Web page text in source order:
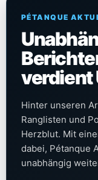
PÉTANQUE
Hinter unseren
Ranglisten und
Herzblut. Mit
dabei, Pétanque
unabhängig